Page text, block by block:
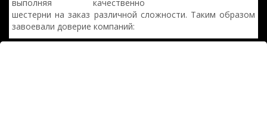
выполняя качественно
шестерни на заказ различной сложности. Таким образом
завоевали доверие компаний: